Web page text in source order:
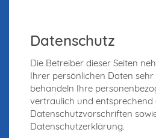
Datenschutz
Die Betreiber dieser Seiten
Ihrer persönlichen Daten sehr
behandeln Ihre
vertraulich und entsprechend
Datenschutzvorschriften
Datenschutzerklärung.